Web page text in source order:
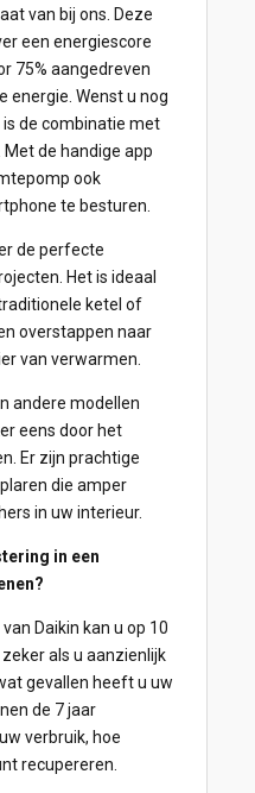
van bij ons. Deze
een energiescore
75% aangedreven
energie. Wenst u nog
de combinatie met
de handige app
ook
te besturen.
de perfecte
Het is ideaal
ketel of
overstappen naar
van verwarmen.
andere modellen
eens door het
Er zijn prachtige
die amper
in uw interieur.
in een
Daikin kan u op 10
als u aanzienlijk
gevallen heeft u uw
de 7 jaar
verbruik, hoe
recupereren.